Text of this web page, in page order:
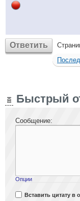
Ответить
Быстрый
Сообщение:
Опции
Вставить цитату в